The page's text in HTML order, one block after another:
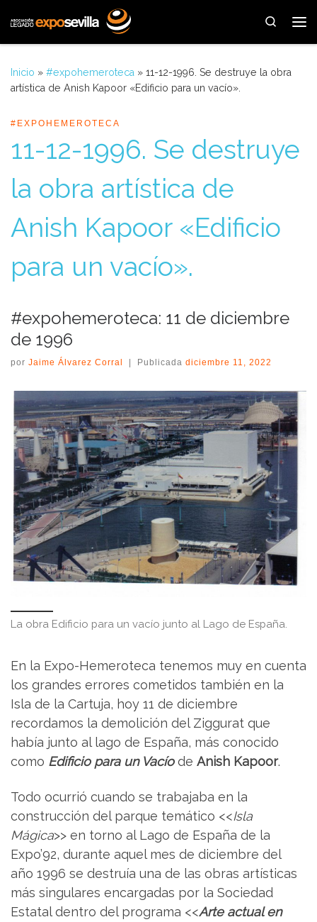
Saltar al contenido
Search
Inicio » #expohemeroteca » 11-12-1996. Se destruye la obra
artística de Anish Kapoor «Edificio para un vacío».
#EXPOHEMEROTECA
11-12-1996. Se destruye
la obra artística de
Anish Kapoor «Edificio
para un vacío».
#expohemeroteca: 11 de diciembre
de 1996
por Jaime Álvarez Corral Publicada diciembre 11, 2022
La obra Edificio para un vacío junto al Lago de España.
En la Expo-Hemeroteca tenemos muy en cuenta
los grandes errores cometidos también en la
Isla de la Cartuja, hoy 11 de diciembre
recordamos la demolición del Ziggurat que
había junto al lago de España, más conocido
como Edificio para un Vacíode Anish Kapoor.
Todo ocurrió cuando se trabajaba en la
construcción del parque temático <<Isla
Mágica>> en torno al Lago de España de la
Expo’92, durante aquel mes de diciembre del
año 1996 se destruía una de las obras artísticas
más singulares encargadas por la Sociedad
Estatal dentro del programa <<Arte actual en